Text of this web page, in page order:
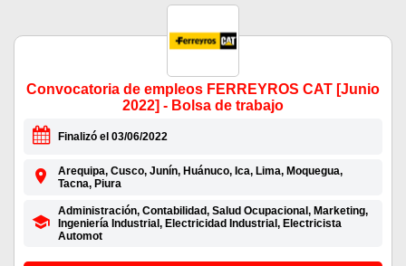
Convocatoria de empleos FERREYROS CAT [Junio
2022] - Bolsa de trabajo
Finalizó el 03/06/2022
Arequipa, Cusco, Junín, Huánuco, Ica, Lima, Moquegua,
Tacna, Piura
Administración, Contabilidad, Salud Ocupacional, Marketing,
Ingeniería Industrial, Electricidad Industrial, Electricista
Automot